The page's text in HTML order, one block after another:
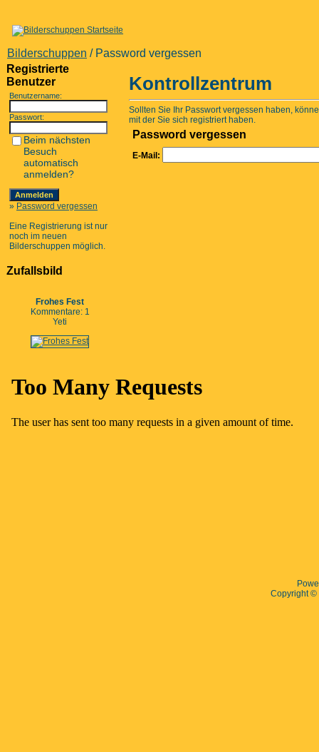
Bilderschuppen / Password vergessen
Registrierte
Benutzer
Benutzername:
Passwort:
Beim nächsten
Besuch
automatisch
anmelden?
» Password vergessen
Eine Registrierung ist nur
noch im neuen
Bilderschuppen möglich.
Zufallsbild
Frohes Fest
Kommentare: 1
Yeti
Kontrollzentrum
Sollten Sie Ihr Passwort vergessen haben,
mit der Sie sich registriert haben.
Password vergessen
E-Mail:
Copyright